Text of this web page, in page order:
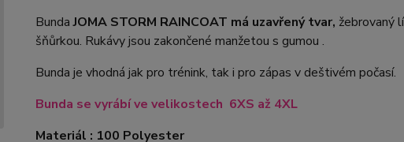
BundaJOMA STORM RAINCOAT má uzavřený tvar, žebrovaný
šňůrkou. Rukávy jsou zakončené manžetou s gumou .
Bunda je vhodná jak pro trénink, tak i pro zápas v deštivém počasí.
Bunda se vyrábí ve velikostech 6XS až 4XL
Materiál : 100 Polyester